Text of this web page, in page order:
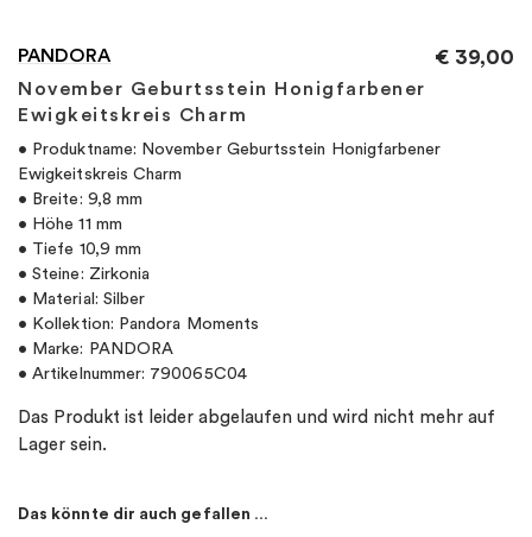
PANDORA
November Geburtsstein Honigfarbener
Ewigkeitskreis Charm
€ 39,00
• Produktname: November Geburtsstein Honigfarbener
Ewigkeitskreis Charm
• Breite: 9,8 mm
• Höhe 11 mm
• Tiefe 10,9 mm
• Steine: Zirkonia
• Material: Silber
• Kollektion: Pandora Moments
• Marke: PANDORA
• Artikelnummer: 790065C04
Das Produkt ist leider abgelaufen und wird nicht mehr auf
Lager sein.
Das könnte dir auch gefallen …